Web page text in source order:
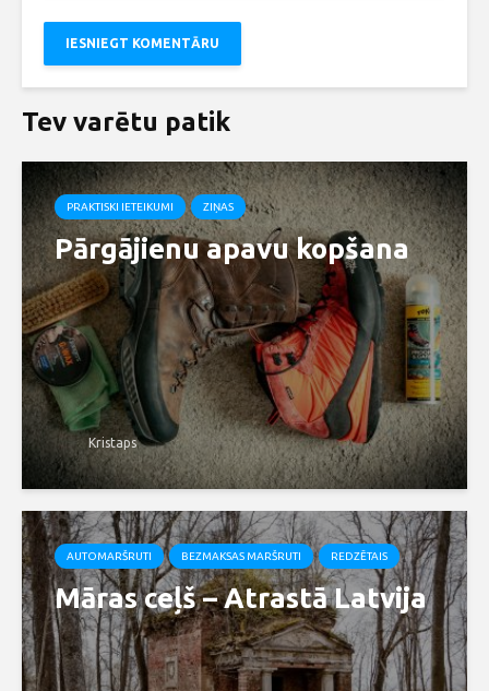
Tev varētu patik
PRAKTISKI IETEIKUMI ZIŅAS
Pārgājienu apavu kopšana
Kristaps
AUTOMARŠRUTI BEZMAKSAS MARŠRUTI REDZĒTAIS
Māras ceļš – Atrastā Latvija